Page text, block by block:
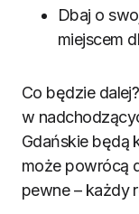
Dbaj o
miejscem
Co będzie
w
Gdańskie będą
może powrócą
pewne – każdy